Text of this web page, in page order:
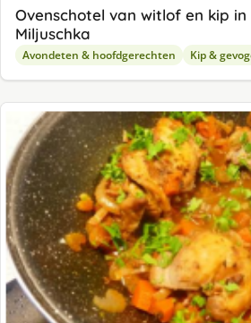
Ovenschotel van witlof en kip in
Miljuschka
Avondeten & hoofdgerechten Kip &